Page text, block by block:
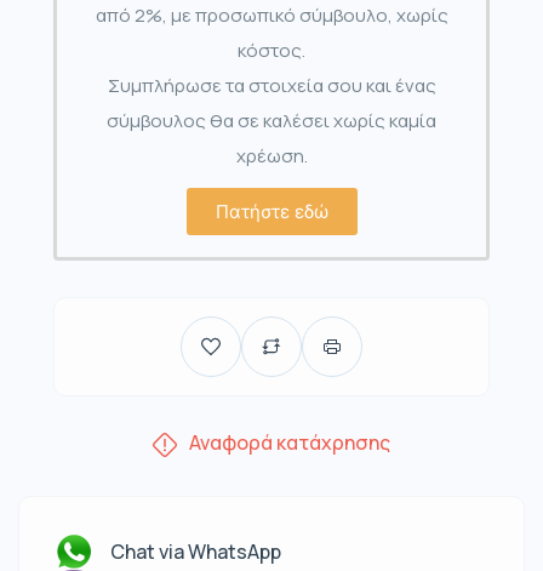
από 2%, με προσωπικό σύμβουλο, χωρίς
κόστος.
Συμπλήρωσε τα στοιχεία σου και ένας
σύμβουλος θα σε καλέσει χωρίς καμία
χρέωση.
Πατήστε εδώ
Αναφορά κατάχρησης
Chat via WhatsApp